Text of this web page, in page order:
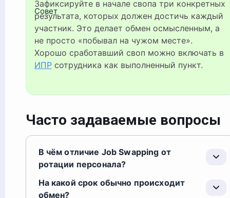
Совет
Зафиксируйте в начале свопа три конкретных
результата, которых должен достичь каждый
участник. Это делает обмен осмысленным, а
не просто «побывал на чужом месте».
Хорошо сработавший своп можно включать в
ИПРсотрудника как выполненный пункт.
Часто задаваемые вопросы
В чём отличие Job Swapping от
ротации персонала?
На какой срок обычно происходит
обмен?